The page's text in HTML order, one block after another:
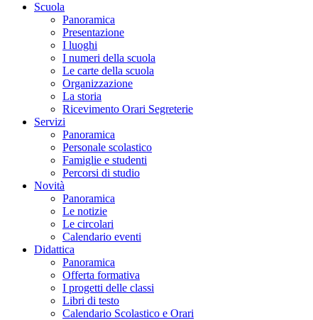
Scuola
Panoramica
Presentazione
I luoghi
I numeri della scuola
Le carte della scuola
Organizzazione
La storia
Ricevimento Orari Segreterie
Servizi
Panoramica
Personale scolastico
Famiglie e studenti
Percorsi di studio
Novità
Panoramica
Le notizie
Le circolari
Calendario eventi
Didattica
Panoramica
Offerta formativa
I progetti delle classi
Libri di testo
Calendario Scolastico e Orari